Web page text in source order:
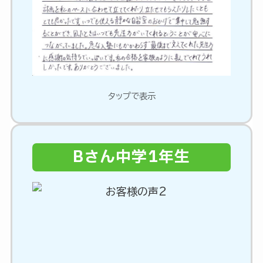
タップで表示
Bさん中学1年生